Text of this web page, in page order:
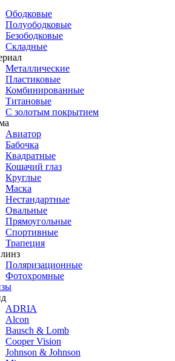
Ободковые
Полуободковые
Безободковые
Складные
Металлические
Пластиковые
Комбинированные
Титановые
С золотым покрытием
Авиатор
Бабочка
Квадратные
Кошачий глаз
Круглые
Маска
Нестандартные
Овальные
Прямоугольные
Спортивные
Трапеция
Поляризационные
Фотохромные
ADRIA
Alcon
Bausch & Lomb
Cooper Vision
Johnson & Johnson